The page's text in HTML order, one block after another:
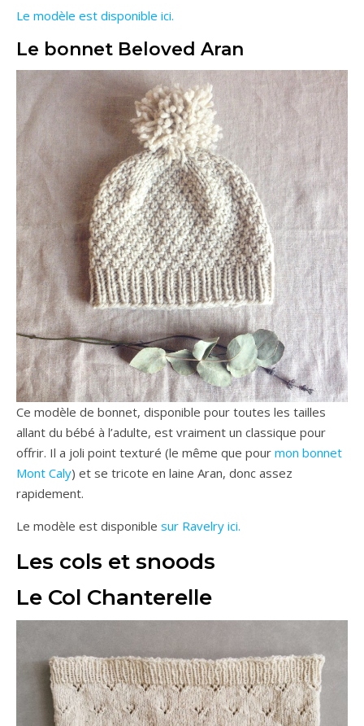
Le modèle est disponible ici.
Le bonnet Beloved Aran
Ce modèle de bonnet, disponible pour toutes les tailles
allant du bébé à l’adulte, est vraiment un classique pour
offrir. Il a joli point texturé (le même que pour mon bonnet
Mont Caly) et se tricote en laine Aran, donc assez
rapidement.
Le modèle est disponible sur Ravelry ici.
Les cols et snoods
Le Col Chanterelle